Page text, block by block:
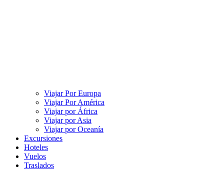
Viajar Por Europa
Viajar Por América
Viajar por África
Viajar por Asia
Viajar por Oceanía
Excursiones
Hoteles
Vuelos
Traslados